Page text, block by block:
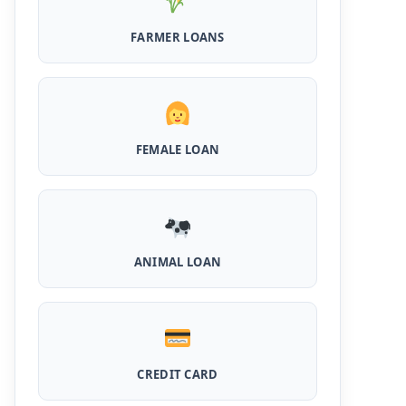
है पुरे 50 हजार तक का लोन, ना सिबिल ना इनकम प्रूफ
Airtel Payment Bank Loan Online Apply:
अब एयरटेल पेमेंट बैंक से ले सकते हैं पुरे 5 लाख रूपए का
Flipkart Loan Apply Online: इस प्रकार बिना
किसी झंझट से फ्लिपकार्ट से ले सकते है एक लाख तक का
कैनरा बैंक से घर बैठे ले सकते है 20 लाख तक का लोन, अभी
क्रेडिट कार्ड, घर बैठे मिलता है सबसे सस्ता 5 लाख तक का
लोन
महिलाओं के लिए ये 5 लोन होते है ब्याज फ्री, छोटी किस्तों में
आसानी से कर सकती है भुगतान
FARMER LOANS
FEMALE LOAN
ANIMAL LOAN
CREDIT CARD